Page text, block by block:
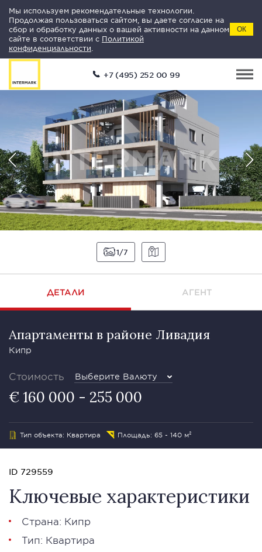
Мы используем рекомендательные технологии.
Продолжая пользоваться сайтом, вы даете согласие на
сбор и обработку данных о вашей активности на данном
сайте в соответствии с Политикой
конфиденциальности
ОК
+7 (495) 252 00 99
1 7
ДЕТАЛИ АГЕНТ
Апартаменты в районе Ливадия
Кипр
Стоимость Выберите Валюту
€ 160 000 - 255 000
Тип объекта: Квартира Площадь: 65 - 140 м²
ID 729559
Ключевые характеристики
Страна: Кипр
Тип: Квартира